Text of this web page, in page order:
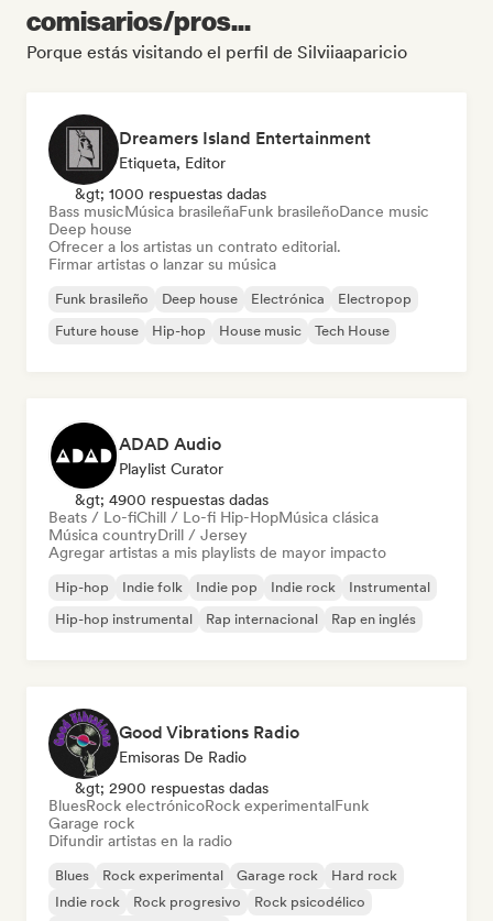
comisarios/pros...
Porque estás visitando el perfil de Silviiaaparicio
Dreamers Island Entertainment
Etiqueta, Editor
&gt; 1000 respuestas dadas
Bass musicMúsica brasileñaFunk brasileñoDance music
Deep house
Ofrecer a los artistas un contrato editorial.
Firmar artistas o lanzar su música
Funk brasileño Deep house Electrónica
Electropop
Future house
Hip-hop House music Tech House
ADAD Audio
Playlist Curator
&gt; 4900 respuestas dadas
Beats / Lo-fiChill / Lo-fi Hip-HopMúsica clásica
Música countryDrill / Jersey
Agregar artistas a mis playlists de mayor impacto
Hip-hop Indie folk Indie pop Indie rock
Instrumental
Hip-hop instrumental
Rap internacional Rap en inglés
Good Vibrations Radio
Emisoras De Radio
&gt; 2900 respuestas dadas
BluesRock electrónicoRock experimentalFunk
Garage rock
Difundir artistas en la radio
Blues Rock experimental Garage rock
Hard rock
Indie rock
Rock progresivo
Rock psicodélico